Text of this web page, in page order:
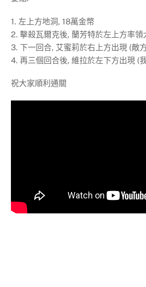
1. 左上方地洞, 18萬金幣
2. 擊殺瓦爾克後, 蘭芳特於左上方率領
3. 下一回合, 艾蜜莉於右上方出現 (敵
4. 再三個回合後, 維拉於左下方出現 (
祝大家順利通關